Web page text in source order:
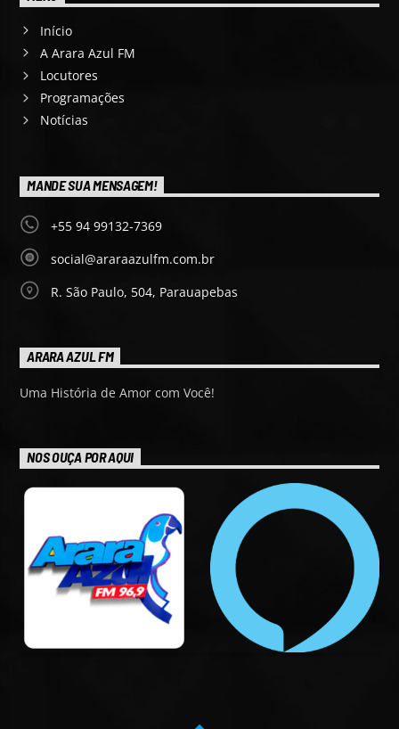
Início
A Arara Azul FM
Locutores
Programações
Notícias
MANDE SUA MENSAGEM!
+55 94 99132-7369
social@araraazulfm.com.br
R. São Paulo, 504, Parauapebas
ARARA AZUL FM
Uma História de Amor com Você!
NOS OUÇA POR AQUI